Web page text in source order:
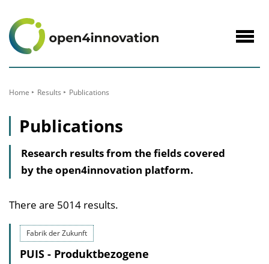
Content
Home Results Publications
Publications
Research results from the fields covered
by the open4innovation platform.
There are 5014 results.
Fabrik der Zukunft
PUIS - Produktbezogene